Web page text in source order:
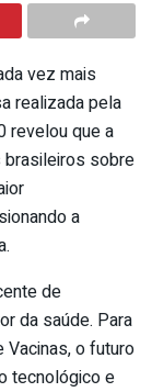
vez mais
realizada pela
revelou que a
brasileiros sobre
a
de
da saúde. Para
Vacinas, o futuro
tecnológico e